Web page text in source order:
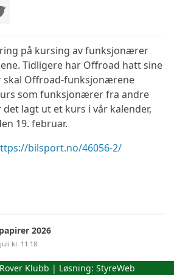
på kursing av funksjonærer
Tidligere har Offroad hatt sine
skal Offroad-funksjonærene
som funksjonærer fra andre
det lagt ut et kurs i vår kalender,
19. februar.
bilsport.no/46056-2/
2026
kl. 11:18
Klubb | Løsning: StyreWeb